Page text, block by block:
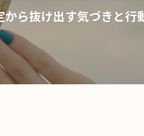
ら抜け出す気づきと行